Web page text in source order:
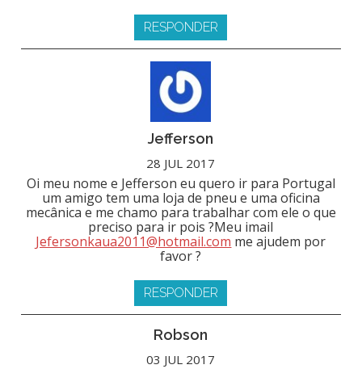
RESPONDER
Jefferson
28 JUL 2017
Oi meu nome e Jefferson eu quero ir para Portugal
um amigo tem uma loja de pneu e uma oficina
mecânica e me chamo para trabalhar com ele o que
preciso para ir pois ?Meu imail
Jefersonkaua2011@hotmail.com me ajudem por
favor ?
RESPONDER
Robson
03 JUL 2017